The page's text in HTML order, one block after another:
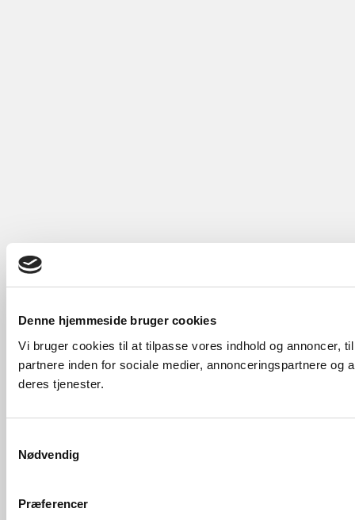
Denne hjemmeside bruger cookies
Vi bruger cookies til at tilpasse vores indhold og annoncer,
partnere inden for sociale medier, annonceringspartnere
deres tjenester.
Nødvendig
Præferencer